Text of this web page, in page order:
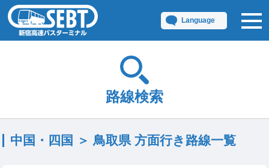
Language
路線検索
中国・四国 ＞ 鳥取県 方面行き路線一覧